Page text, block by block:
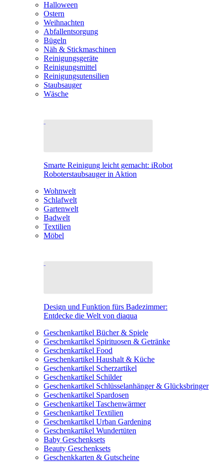
Halloween
Ostern
Weihnachten
Abfallentsorgung
Bügeln
Näh & Stickmaschinen
Reinigungsgeräte
Reinigungsmittel
Reinigungsutensilien
Staubsauger
Wäsche
Smarte Reinigung leicht gemacht: iRobot
Roboterstaubsauger in Aktion
Wohnwelt
Schlafwelt
Gartenwelt
Badwelt
Textilien
Möbel
Design und Funktion fürs Badezimmer:
Entdecke die Welt von diaqua
Geschenkartikel Bücher & Spiele
Geschenkartikel Spirituosen & Getränke
Geschenkartikel Food
Geschenkartikel Haushalt & Küche
Geschenkartikel Scherzartikel
Geschenkartikel Schilder
Geschenkartikel Schlüsselanhänger & Glücksbringer
Geschenkartikel Spardosen
Geschenkartikel Taschenwärmer
Geschenkartikel Textilien
Geschenkartikel Urban Gardening
Geschenkartikel Wundertüten
Baby Geschenksets
Beauty Geschenksets
Geschenkkarten & Gutscheine